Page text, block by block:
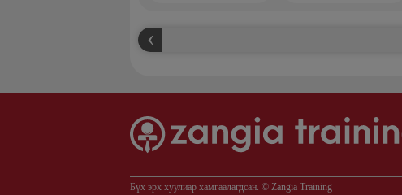
Бүх эрх хуулиар хамгаалагдсан. © Zangia Training